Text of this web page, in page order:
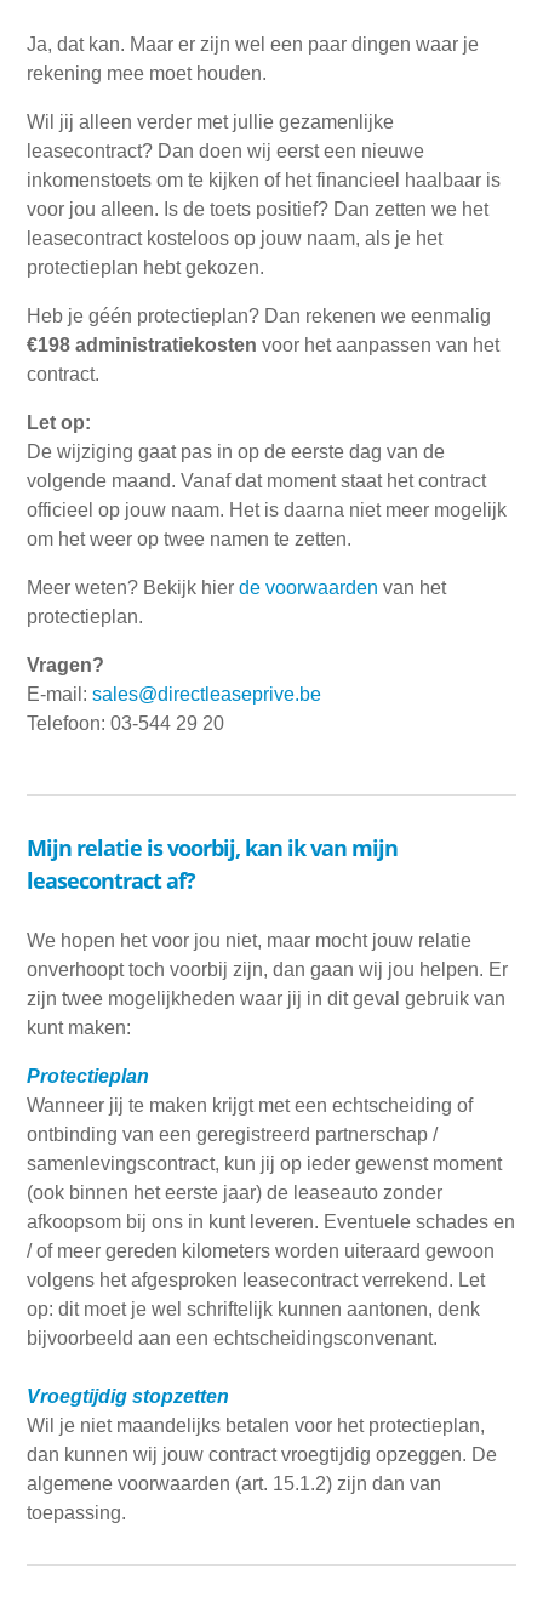
Ja, dat kan. Maar er zijn wel een paar dingen waar je
rekening mee moet houden.
Wil jij alleen verder met jullie gezamenlijke
leasecontract? Dan doen wij eerst een nieuwe
inkomenstoets om te kijken of het financieel haalbaar is
voor jou alleen. Is de toets positief? Dan zetten we het
leasecontract kosteloos op jouw naam, als je het
protectieplan hebt gekozen.
Heb je géén protectieplan? Dan rekenen we eenmalig
€198 administratiekosten voor het aanpassen van het
contract.
Let op:
De wijziging gaat pas in op de eerste dag van de
volgende maand. Vanaf dat moment staat het contract
officieel op jouw naam. Het is daarna niet meer mogelijk
om het weer op twee namen te zetten.
Meer weten? Bekijk hier de voorwaarden van het
protectieplan.
Vragen?
E-mail:sales@directleaseprive.be
Telefoon: 03-544 29 20
Mijn relatie is voorbij, kan ik van mijn
leasecontract af?
We hopen het voor jou niet, maar mocht jouw relatie
onverhoopt toch voorbij zijn, dan gaan wij jou helpen. Er
zijn twee mogelijkheden waar jij in dit geval gebruik van
kunt maken:
Protectieplan
Wanneer jij te maken krijgt met een echtscheiding of
ontbinding van een geregistreerd partnerschap /
samenlevingscontract, kun jij op ieder gewenst moment
(ook binnen het eerste jaar) de leaseauto zonder
afkoopsom bij ons in kunt leveren. Eventuele schades en
/ of meer gereden kilometers worden uiteraard gewoon
volgens het afgesproken leasecontract verrekend. Let
op: dit moet je wel schriftelijk kunnen aantonen, denk
bijvoorbeeld aan een echtscheidingsconvenant.
Vroegtijdig stopzetten
Wil je niet maandelijks betalen voor het protectieplan,
dan kunnen wij jouw contract vroegtijdig opzeggen. De
algemene voorwaarden (art. 15.1.2) zijn dan van
toepassing.